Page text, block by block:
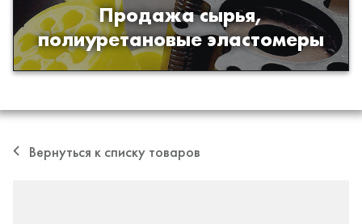
Продажа сырья,
полиуретановые эластомеры
Продажа сырья для производства
изделий из полиуретана
Вернуться к списку товаров